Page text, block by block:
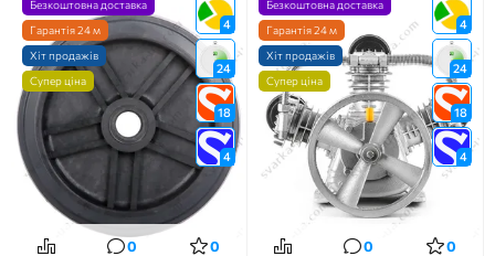
4
24
18
4
Безкоштовна доставка
Гарантія 24 м
Хіт продажів
Супер ціна
0 0
4
24
18
4
Безкоштовна доставка
Гарантія 24 м
Хіт продажів
Супер ціна
0 0